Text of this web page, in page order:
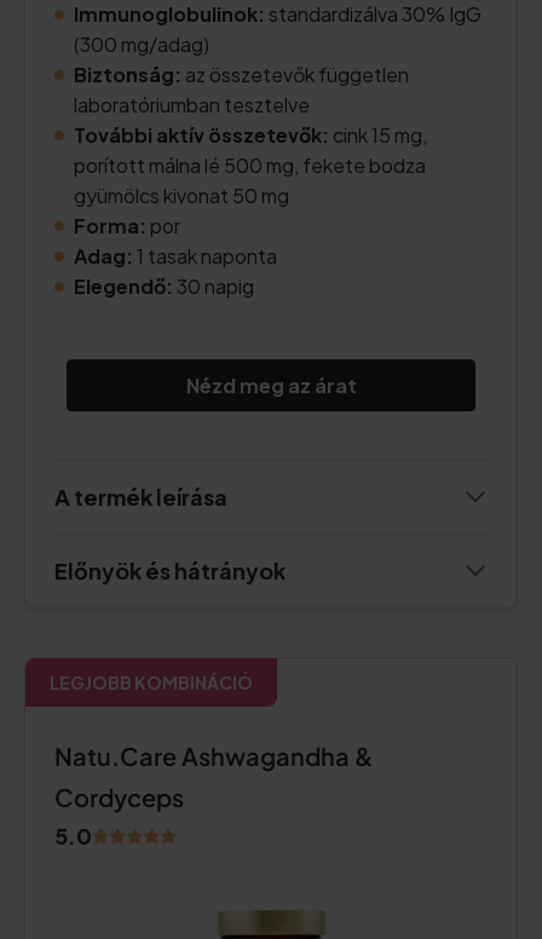
Immunoglobulinok: standardizálva 30% IgG
(300 mg/adag)
Biztonság: az összetevők független
laboratóriumban tesztelve
További aktív összetevők: cink 15 mg,
porított málna lé 500 mg, fekete bodza
gyümölcs kivonat 50 mg
Forma: por
Adag: 1 tasak naponta
Elegendő: 30 napig
Nézd meg az árat
A termék leírása
Előnyök és hátrányok
LEGJOBB KOMBINÁCIÓ
Natu.Care Ashwagandha &
Cordyceps
5.0